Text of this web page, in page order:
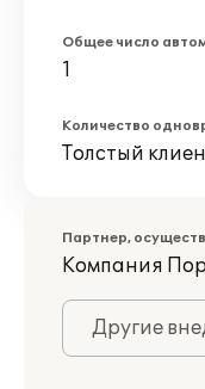
Общее число
1
Количество
Толстый
Партнер,
Компания
Другие